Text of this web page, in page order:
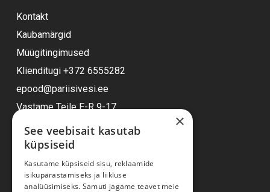
Kontakt
Kaubamärgid
Müügitingimused
Klienditugi +372 6555282
epood@pariisivesi.ee
Vastame Teile E-R 9-17
Ostuabi
Kauba kohaletoimetamine
×
See veebisait kasutab
küpsiseid
Kasutame küpsiseid sisu, reklaamide
isikupärastamiseks ja liikluse
analüüsimiseks. Samuti jagame teavet meie